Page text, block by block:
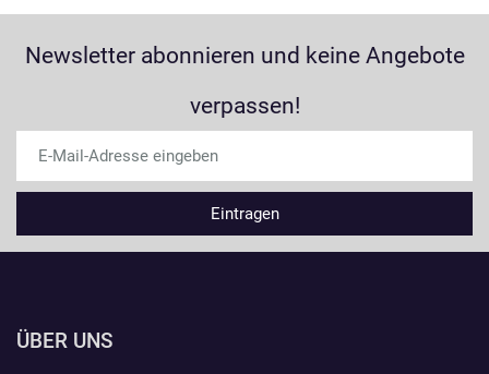
Newsletter abonnieren und keine Angebote
verpassen!
ÜBER UNS